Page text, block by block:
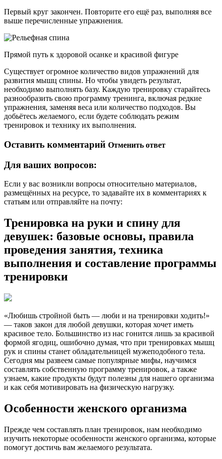
Первый круг закончен. Повторите его ещё раз, выполняя все
выше перечисленные упражнения.
Прямой путь к здоровой осанке и красивой фигуре
Существует огромное количество видов упражнений для
развития мышц спины. Но чтобы увидеть результат,
необходимо выполнять базу. Каждую тренировку старайтесь
разнообразить свою программу тренинга, включая редкие
упражнения, заменяя веса или количество подходов. Вы
добьётесь желаемого, если будете соблюдать режим
тренировок и технику их выполнения.
Оставить комментарий Отменить ответ
Для ваших вопросов:
Если у вас возникли вопросы относительно материалов,
размещённых на ресурсе, то задавайте их в комментариях к
статьям или отправляйте на почту:
Тренировка на руки и спину для
девушек: базовые основы, правила
проведения занятия, техника
выполнения и составление программы
тренировки
«Любишь стройной быть — люби и на тренировки ходить!»
— таков закон для любой девушки, которая хочет иметь
красивое тело. Большинство из нас гонится лишь за красивой
формой ягодиц, ошибочно думая, что при тренировках мышц
рук и спины станет обладательницей мужеподобного тела.
Сегодня мы развеем самые популярные мифы, научимся
составлять собственную программу тренировок, а также
узнаем, какие продукты будут полезны для нашего организма
и как себя мотивировать на физическую нагрузку.
Особенности женского организма
Прежде чем составлять план тренировок, нам необходимо
изучить некоторые особенности женского организма, которые
помогут достичь вам желаемого результата.